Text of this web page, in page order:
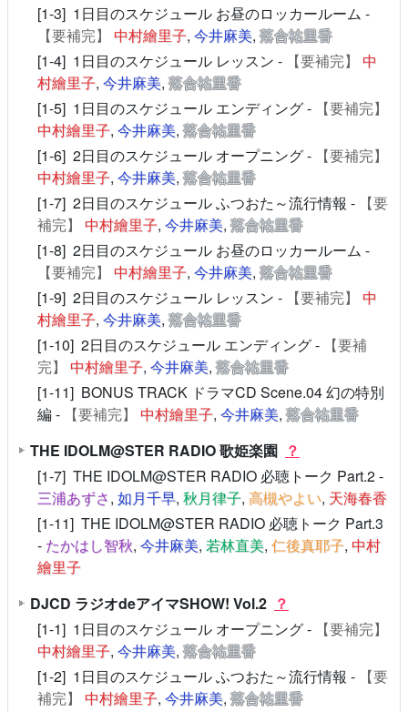
[1-3] 1日目のスケジュール お昼のロッカールーム -
【要補完】
中村繪里子, 今井麻美,落合祐里香
[1-4] 1日目のスケジュール レッスン -
【要補完】
中
村繪里子, 今井麻美,落合祐里香
[1-5] 1日目のスケジュール エンディング -
【要補完】
中村繪里子, 今井麻美,落合祐里香
[1-6] 2日目のスケジュール オープニング -
【要補完】
中村繪里子, 今井麻美,落合祐里香
[1-7] 2日目のスケジュール ふつおた～流行情報 -
【要
補完】
中村繪里子, 今井麻美,落合祐里香
[1-8] 2日目のスケジュール お昼のロッカールーム -
【要補完】
中村繪里子, 今井麻美,落合祐里香
[1-9] 2日目のスケジュール レッスン -
【要補完】
中
村繪里子, 今井麻美,落合祐里香
[1-10] 2日目のスケジュール エンディング -
【要補
完】
中村繪里子, 今井麻美,落合祐里香
[1-11] BONUS TRACK ドラマCD Scene.04 幻の特別
編 -
【要補完】 中村繪里子, 今井麻美,落合祐里香
THE IDOLM@STER RADIO 歌姫楽園 ？
[1-7] THE IDOLM@STER RADIO 必聴トーク Part.2 -
三浦あずさ, 如月千早, 秋月律子, 高槻やよい, 天海春香
[1-11] THE IDOLM@STER RADIO 必聴トーク Part.3
- たかはし智秋, 今井麻美, 若林直美, 仁後真耶子, 中村
繪里子
DJCD ラジオdeアイマSHOW! Vol.2 ？
[1-1] 1日目のスケジュール オープニング -
【要補完】
中村繪里子, 今井麻美,落合祐里香
[1-2] 1日目のスケジュール ふつおた～流行情報 -
【要
補完】
中村繪里子, 今井麻美,落合祐里香